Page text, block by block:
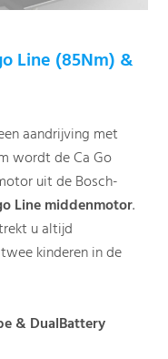
Line (85Nm) &
aandrijving met
wordt de Ca Go
uit de Bosch-
Line middenmotor.
u altijd
kinderen in de
& DualBattery